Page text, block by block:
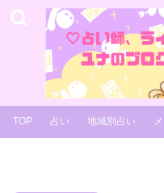
TOP 占い 地域別占い